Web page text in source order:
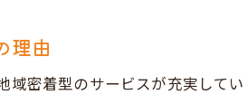
理由
密着型のサービスが充実して